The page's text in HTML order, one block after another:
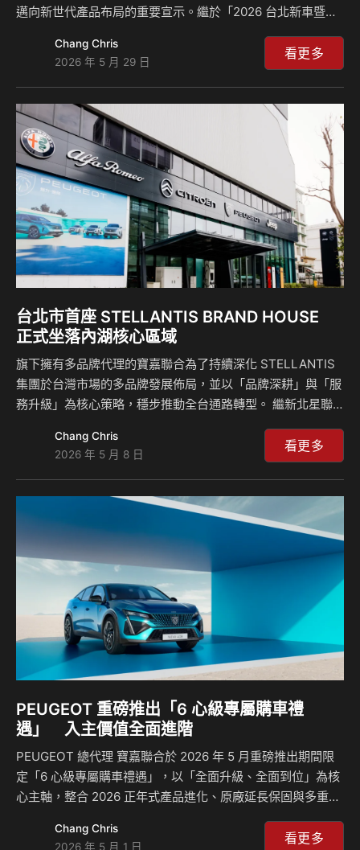
邁向新世代產品布局的重要宣示。繼於「2026 台北新車暨新
總代理 寶嘉聯合於 2026 年 5 月 27 日在「尚鵬汽車內湖旗艦
品牌中心」正式發表「夢幻義品」Alfa Romeo Junior 精品休
旅，透過 Ibrida 油電混合動力與 Elettrica 280 Veloce 純電
性能雙車型，開啟品牌在台義式精品休旅嶄新篇章。 自去年
Alfa Romeo 重返台灣市場以來，透過運動轎跑 A…
Chang Chris
2026 年 5 月 29 日
看更多
台北市首座 STELLANTIS BRAND HOUSE
正式坐落內湖核心區域
旗下擁有多品牌代理的寶嘉聯合為了持續深化 STELLANTIS
集團於台灣市場的多品牌發展佈局，並以「品牌深耕」與「服
務升級」為核心策略，穩步推動全台通路轉型。 繼新北星聯
後，此次於大台北核心市場，再次完成關鍵通路佈局升級，在
既有台北地區經銷夥伴 星聯汽車 穩健營運基礎上，加入全新
策略夥伴 「尚鵬汽車」，攜手打造台北市首座 STELLANTIS
BRAND HOUSE 「內湖旗艦品牌中心」，即日起正式展開試
營運。 此一據點的啟動，不僅象徵品牌通路升級的重要里程
碑，更進一步強化大台北地區多品牌經營深度與對車主的整體
服務能量。 全新內湖旗艦品牌中…
Chang Chris
2026 年 5 月 8 日
看更多
PEUGEOT 重磅推出「6 心級專屬購車禮
遇」 入主價值全面進階
PEUGEOT 總代理 寶嘉聯合於 2026 年 5 月重磅推出期間限
定「6 心級專屬購車禮遇」，以「全面升級、全面到位」為核
心主軸，整合 2026 正年式產品進化、原廠延長保固與多重購
魅力與駕馭體驗同步升級，形塑更具層次的駕馭感受。 「6 心
Chang Chris
2026 年 5 月 1 日
看更多